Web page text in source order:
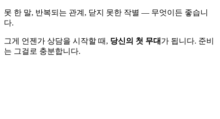
못 한 말, 반복되는 관계, 닫지 못한 작별 — 무엇이든 좋습니
다.
그게 언젠가 상담을 시작할 때, 당신의 첫 무대 가 됩니다. 준비
는 그걸로 충분합니다.